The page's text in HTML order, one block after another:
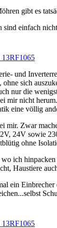
gibt es
sind einfach
13RF1065
und
ohne sich
nur die
mir nicht
eine völlig
mir. Zwar
24V sowie
ohne
ich hinpacken
Haustiere
ein Einbrecher
13RF1065